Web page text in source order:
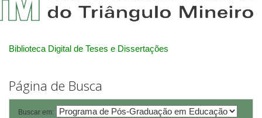
Biblioteca Digital de Teses e Dissertações
Página de Busca
Buscar em: